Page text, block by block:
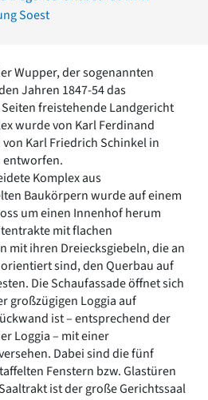
Soest
Wupper, der sogenannten
Jahren 1847-54 das
freistehende Landgericht
wurde von Karl Ferdinand
Karl Friedrich Schinkel in
entworfen.
Komplex aus
Baukörpern wurde auf einem
um einen Innenhof herum
mit flachen
mit ihren Dreiecksgiebeln, die an
sind, den Querbau auf
Die Schaufassade öffnet sich
großzügigen Loggia auf
ist – entsprechend der
Loggia – mit einer
Dabei sind die fünf
Fenstern bzw. Glastüren
ist der große Gerichtssaal